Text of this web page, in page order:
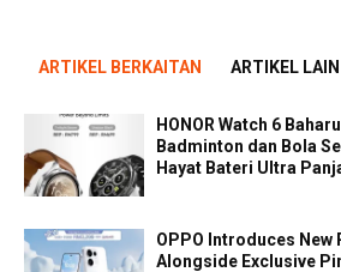
ARTIKEL BERKAITAN ARTIKEL
HONOR Watch 6
Badminton dan Bola
Hayat Bateri Ultra
OPPO Introduces New
Alongside Exclusive